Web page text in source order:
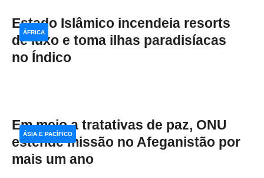
Estado Islâmico incendeia resorts
de luxo e toma ilhas paradisíacas
no Índico
ÁFRICA
Em meio a tratativas de paz, ONU
estende missão no Afeganistão por
mais um ano
ÁSIA E PACÍFICO